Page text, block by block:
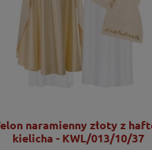
naramienny złoty z
kielicha - KWL/013/10/37